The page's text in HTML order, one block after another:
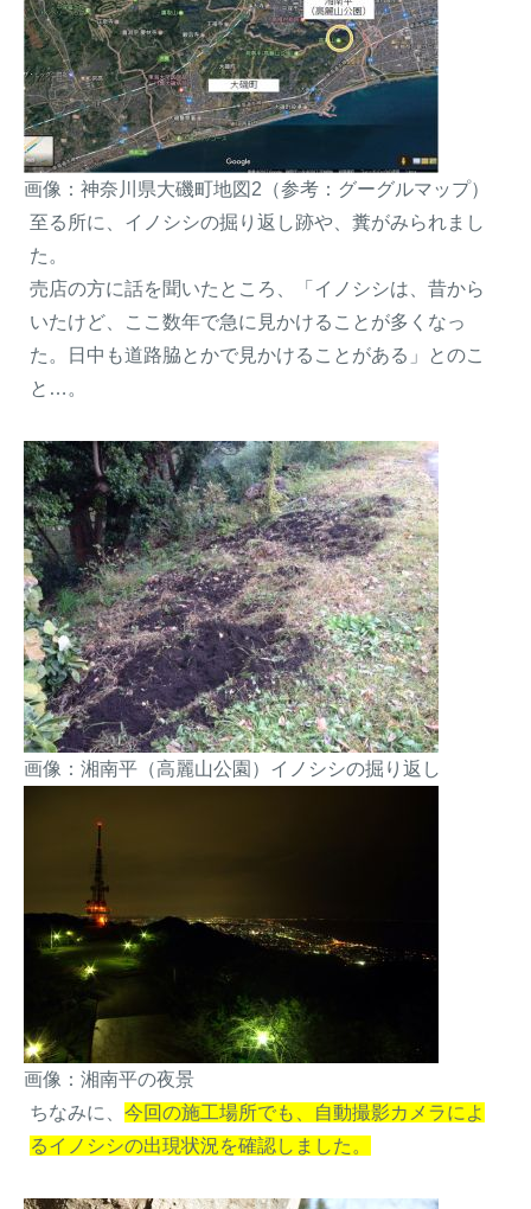
画像：神奈川県大磯町地図2（参考：グーグルマップ）
至る所に、イノシシの掘り返し跡や、糞がみられまし
た。
売店の方に話を聞いたところ、「イノシシは、昔から
いたけど、ここ数年で急に見かけることが多くなっ
た。日中も道路脇とかで見かけることがある」とのこ
と…。
画像：湘南平（高麗山公園）イノシシの掘り返し
画像：湘南平の夜景
ちなみに、 今回の施工場所でも、自動撮影カメラによ
るイノシシの出現状況を確認しました。